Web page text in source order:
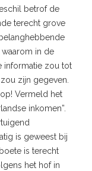
betrof de
terecht grove
in de
informatie zou tot
zijn gegeven.
Vermeld het
inkomen”.
is geweest bij
is terecht
het hof in